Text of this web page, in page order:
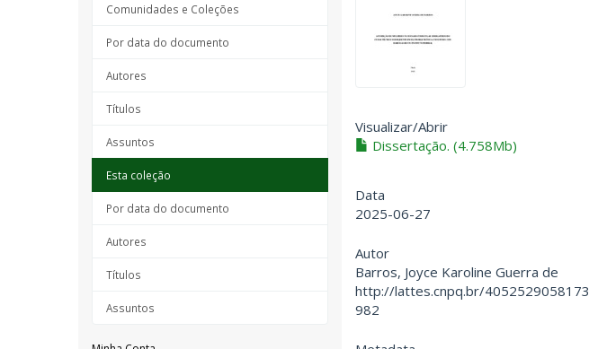
Comunidades e Coleções
Por data do documento
Autores
Títulos
Assuntos
Esta coleção
Por data do documento
Autores
Títulos
Assuntos
Visualizar/Abrir
Dissertação. (4.758Mb)
Data
2025-06-27
Autor
Barros, Joyce Karoline Guerra de
http://lattes.cnpq.br/4052529058173
982